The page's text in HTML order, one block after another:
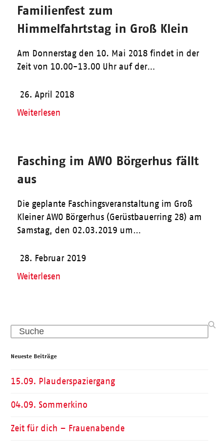
Familienfest zum
Himmelfahrtstag in Groß Klein
Am Donnerstag den 10. Mai 2018 findet in der
Zeit von 10.00-13.00 Uhr auf der…
26. April 2018
Weiterlesen
Fasching im AWO Börgerhus fällt
aus
Die geplante Faschingsveranstaltung im Groß
Kleiner AWO Börgerhus (Gerüstbauerring 28) am
Samstag, den 02.03.2019 um…
28. Februar 2019
Weiterlesen
Search
Neueste Beiträge
15.09. Plauderspaziergang
04.09. Sommerkino
Zeit für dich – Frauenabende